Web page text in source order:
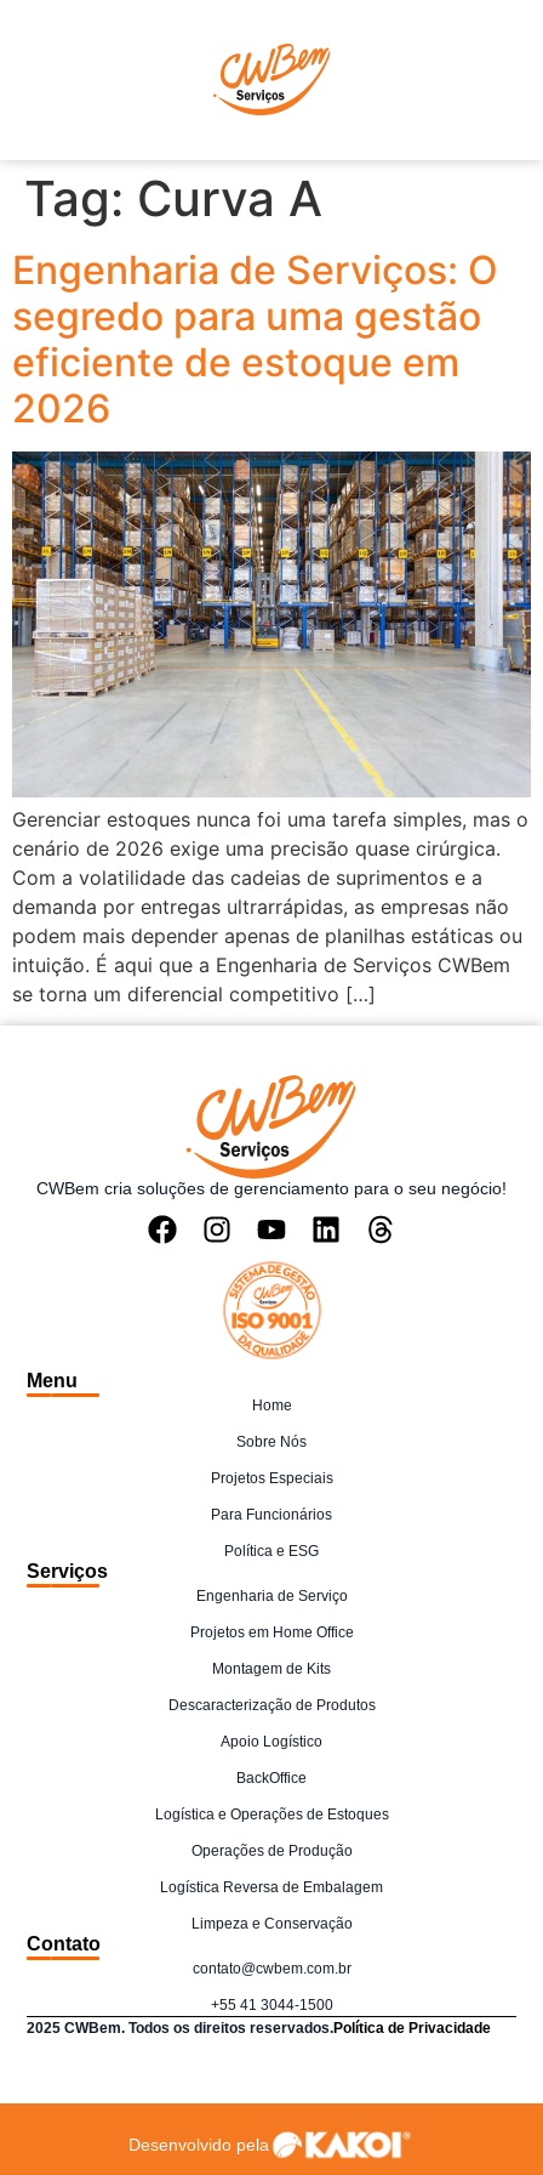
Tag: Curva A
Engenharia de Serviços: O
segredo para uma gestão
eficiente de estoque em
2026
Gerenciar estoques nunca foi uma tarefa simples, mas o
cenário de 2026 exige uma precisão quase cirúrgica.
Com a volatilidade das cadeias de suprimentos e a
demanda por entregas ultrarrápidas, as empresas não
podem mais depender apenas de planilhas estáticas ou
intuição. É aqui que a Engenharia de Serviços CWBem
se torna um diferencial competitivo […]
CWBem cria soluções de gerenciamento para o seu negócio!
Menu
Home
Sobre Nós
Projetos Especiais
Para Funcionários
Política e ESG
Serviços
Engenharia de Serviço
Projetos em Home Office
Montagem de Kits
Descaracterização de Produtos
Apoio Logístico
BackOffice
Logística e Operações de Estoques
Operações de Produção
Logística Reversa de Embalagem
Limpeza e Conservação
Contato
contato@cwbem.com.br
+55 41 3044-1500
2025 CWBem. Todos os direitos reservados.Política de Privacidade
Desenvolvido pela